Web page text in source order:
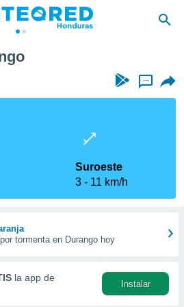
...
Suroeste
3
11 km/h
tormenta en Durango hoy
la app de
Instalar